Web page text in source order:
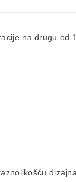
na drugu od